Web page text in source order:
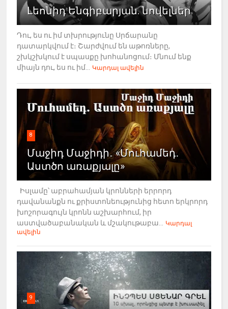
Լեոնիդ Ենգիբարյան. նովելներ
Դու, ես ու իմ տխրությունը Սրճարանը
դատարկվում է։ Շարժվում են աթոռները,
շխկշխկում է սպասքը խոհանոցում։ Մնում ենք
միայն դու, ես ու իմ...
Կարդալ ավելին
8
Մաջիդ Մաջիդի․ «Մուհամեդ․
Աստծո առաքյալը»
Իսլամը՝ աբրահամյան կրոնների երրորդ
դավանանքն ու քրիստոնեությունից հետո երկրորդ
խոշորագույն կրոնն աշխարհում, իր
աստվածաբանական և մշակութաբա...
Կարդալ
ավելին
9